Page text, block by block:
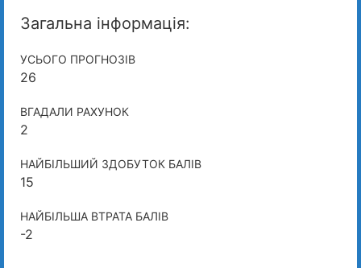
Загальна інформація:
УСЬОГО ПРОГНОЗІВ
26
ВГАДАЛИ РАХУНОК
2
НАЙБІЛЬШИЙ ЗДОБУТОК БАЛІВ
15
НАЙБІЛЬША ВТРАТА БАЛІВ
-2